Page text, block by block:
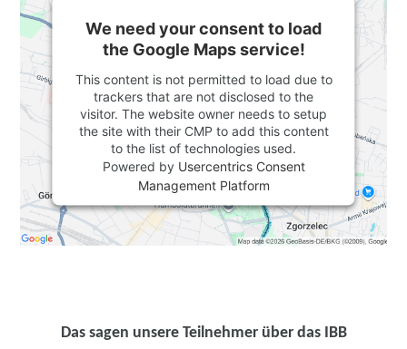
We need your consent to load
the Google Maps service!
This content is not permitted to load due to
trackers that are not disclosed to the
visitor. The website owner needs to setup
the site with their CMP to add this content
to the list of technologies used.
Powered by Usercentrics Consent
Management Platform
Das sagen unsere Teilnehmer über das IBB